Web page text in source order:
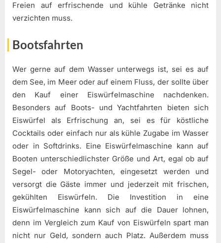
Freien auf erfrischende und kühle Getränke nicht
verzichten muss.
Bootsfahrten
Wer gerne auf dem Wasser unterwegs ist, sei es auf
dem See, im Meer oder auf einem Fluss, der sollte über
den Kauf einer Eiswürfelmaschine nachdenken.
Besonders auf Boots- und Yachtfahrten bieten sich
Eiswürfel als Erfrischung an, sei es für köstliche
Cocktails oder einfach nur als kühle Zugabe im Wasser
oder in Softdrinks. Eine Eiswürfelmaschine kann auf
Booten unterschiedlichster Größe und Art, egal ob auf
Segel- oder Motoryachten, eingesetzt werden und
versorgt die Gäste immer und jederzeit mit frischen,
gekühlten Eiswürfeln. Die Investition in eine
Eiswürfelmaschine kann sich auf die Dauer lohnen,
denn im Vergleich zum Kauf von Eiswürfeln spart man
nicht nur Geld, sondern auch Platz. Außerdem muss